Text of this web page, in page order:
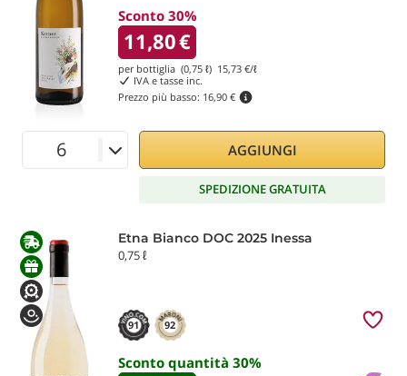
Sconto 30%
11,80€
per bottiglia (0,75 ℓ) 15,73 €/ℓ
IVA e tasse inc.
Prezzo più basso: 16,90 €
AGGIUNGI
SPEDIZIONE GRATUITA
Etna Bianco DOC 2025 Inessa
0,75 ℓ
91 92
Sconto quantità 30%